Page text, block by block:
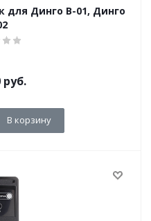
для Динго В-01, Динго
руб.
В корзину